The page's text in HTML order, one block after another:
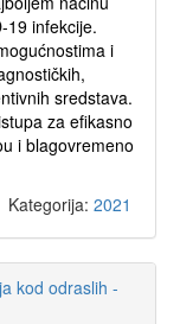
19 infekcije.
i
sredstava.
za efikasno
i blagovremeno
Kategorija: 2021
kod odraslih -